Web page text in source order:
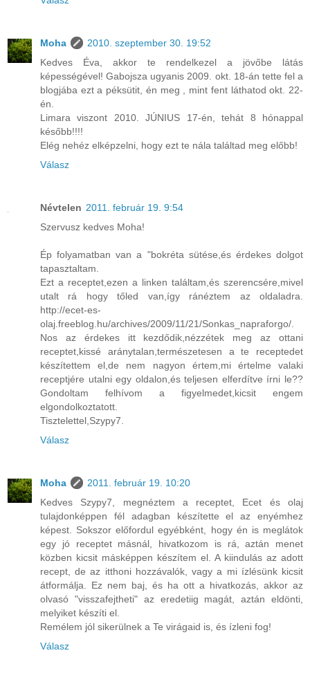
Moha
2010. szeptember 30. 19:52
Kedves Éva, akkor te rendelkezel a jövőbe látás
képességével! Gabojsza ugyanis 2009. okt. 18-án tette fel a
blogjába ezt a péksütit, én meg , mint fent láthatod okt. 22-
én.
Limara viszont 2010. JÚNIUS 17-én, tehát 8 hónappal
később!!!!
Elég nehéz elképzelni, hogy ezt te nála találtad meg előbb!
Válasz
Névtelen 2011. február 19. 9:54
Szervusz kedves Moha!
Ép folyamatban van a "bokréta sütése,és érdekes dolgot
tapasztaltam.
Ezt a receptet,ezen a linken találtam,és szerencsére,mivel
utalt rá hogy tőled van,így ránéztem az oldaladra.
http://ecet-es-
olaj.freeblog.hu/archives/2009/11/21/Sonkas_napraforgo/.
Nos az érdekes itt kezdődik,nézzétek meg az ottani
receptet,kissé aránytalan,természetesen a te receptedet
készítettem el,de nem nagyon értem,mi értelme valaki
receptjére utalni egy oldalon,és teljesen elferdítve írni le??
Gondoltam felhívom a figyelmedet,kicsit engem
elgondolkoztatott.
Tisztelettel,Szypy7.
Válasz
Moha
2011. február 19. 10:20
Kedves Szypy7, megnéztem a receptet, Ecet és olaj
tulajdonképpen fél adagban készítette el az enyémhez
képest. Sokszor előfordul egyébként, hogy én is meglátok
egy jó receptet másnál, hivatkozom is rá, aztán menet
közben kicsit másképpen készítem el. A kiindulás az adott
recept, de az itthoni hozzávalók, vagy a mi ízlésünk kicsit
átformálja. Ez nem baj, és ha ott a hivatkozás, akkor az
olvasó "visszafejtheti" az eredetiig magát, aztán eldönti,
melyiket készíti el.
Remélem jól sikerülnek a Te virágaid is, és ízleni fog!
Válasz